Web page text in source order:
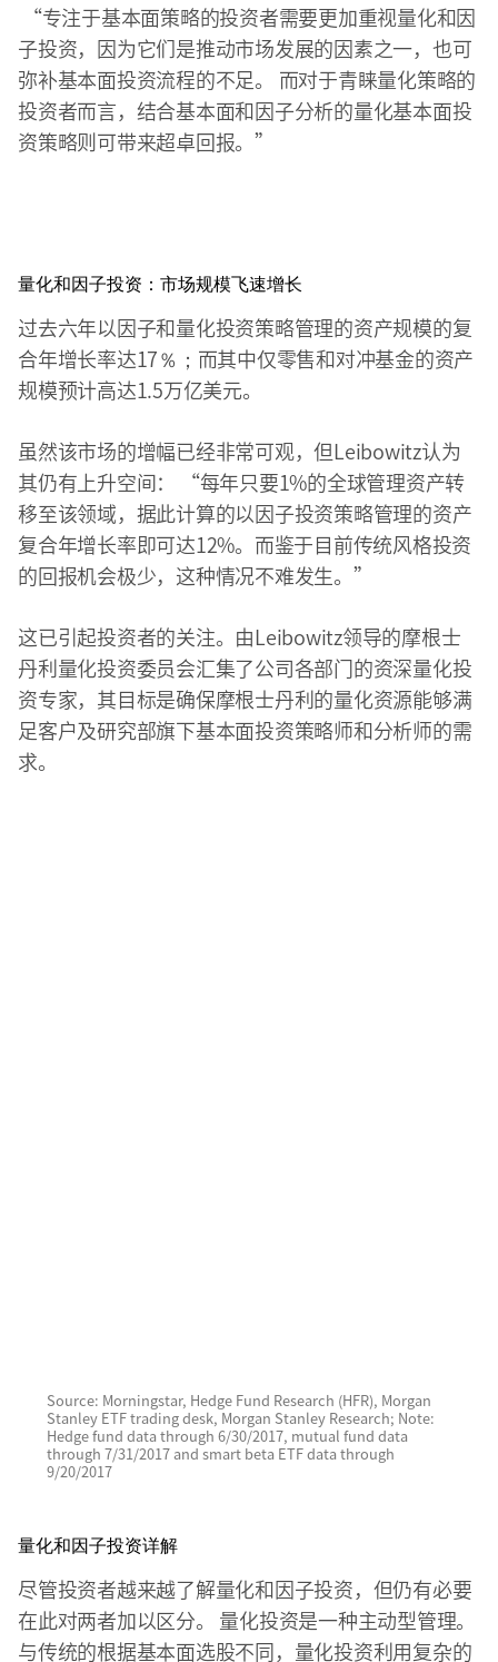
“专注于基本面策略的投资者需要更加重视量化和因
子投资，因为它们是推动市场发展的因素之一，也可
弥补基本面投资流程的不足。 而对于青睐量化策略的
投资者而言，结合基本面和因子分析的量化基本面投
资策略则可带来超卓回报。”
量化和因子投资：市场规模飞速增长
过去六年以因子和量化投资策略管理的资产规模的复
合年增长率达17％；而其中仅零售和对冲基金的资产
规模预计高达1.5万亿美元。
虽然该市场的增幅已经非常可观，但Leibowitz认为
其仍有上升空间： “每年只要1%的全球管理资产转
移至该领域，据此计算的以因子投资策略管理的资产
复合年增长率即可达12%。而鉴于目前传统风格投资
的回报机会极少，这种情况不难发生。”
这已引起投资者的关注。由Leibowitz领导的摩根士
丹利量化投资委员会汇集了公司各部门的资深量化投
资专家，其目标是确保摩根士丹利的量化资源能够满
足客户及研究部旗下基本面投资策略师和分析师的需
求。
Source: Morningstar, Hedge Fund Research (HFR), Morgan
Stanley ETF trading desk, Morgan Stanley Research; Note:
Hedge fund data through 6/30/2017, mutual fund data
through 7/31/2017 and smart beta ETF data through
9/20/2017
量化和因子投资详解
尽管投资者越来越了解量化和因子投资，但仍有必要
在此对两者加以区分。 量化投资是一种主动型管理。
与传统的根据基本面选股不同，量化投资利用复杂的